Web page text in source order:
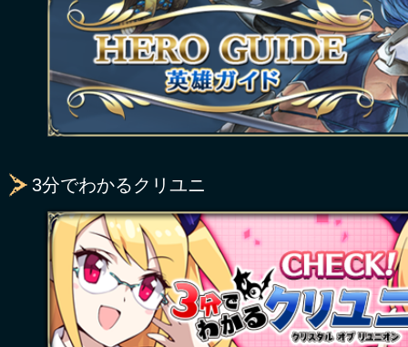
3分でわかるクリユニ